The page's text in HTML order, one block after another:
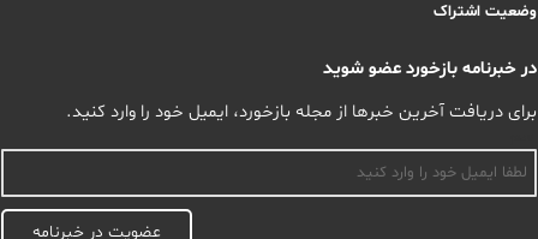
وضعیت اشتراک
در خبرنامه بازخورد عضو شوید
برای دریافت آخرین خبرها از مجله بازخورد، ایمیل خود را وارد کنید.
عضویت در خبرنامه